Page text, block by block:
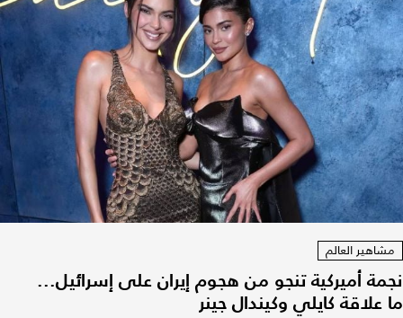
مشاهير العالم
نجمة أميركية تنجو من هجوم إيران على إسرائيل...
ما علاقة كايلي وكيندال جينر